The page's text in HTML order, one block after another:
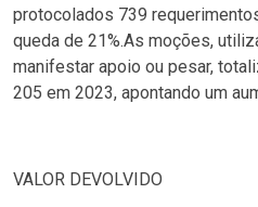
protocolados 739
queda de 21%.As moções,
manifestar apoio ou pesar,
205 em 2023, apontando um
VALOR DEVOLVIDO